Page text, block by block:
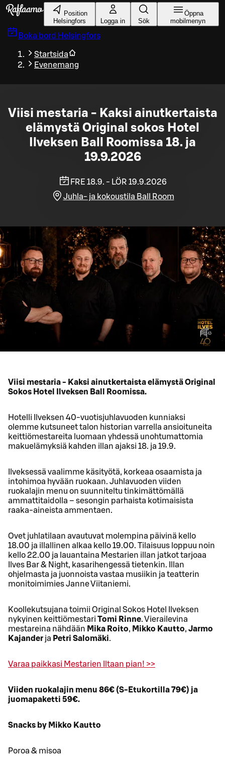
Gå till huvudinnehållet
Position
Helsingfors
Logga in Sök
Öppna
mobilmenyn
Boka bord Helsingfors
Startsida
Evenemang
Viisi mestaria - Kaksi ainutkertaista
elämystä Original sokos Hotel
Ilveksen Ball Roomissa 18. ja
19.9.2026
FRE 18.9. - LÖR 19.9.2026
Juhla- ja kokoustila Ball Room
Viisi mestaria - Kaksi ainutkertaista elämystä Original
Sokos Hotel Ilveksen Ball Roomissa.
Hotelli Ilveksen 40‑vuotisjuhlavuoden kunniaksi
olemme kutsuneet talon historian varrella ansioituneita
keittiömestareita luomaan yhdessä unohtumattomia
makuelämyksiä kahden illan ajaksi 18. ja 19.9.
Ilveksessä vaalimme käsityötä, korkeaa osaamista ja
intohimoa hyvään ruokaan. Juhlavuoden viiden
ruokalajin menu on suunniteltu tinkimättömällä
ammattitaidolla – sesongin parhaista kotimaisista
raaka‑aineista ammentaen.
Ovet juhlatilaan avautuvat molempina päivinä kello
18.00 ja illallinen alkaa kello 19.00. Tilaisuus loppuu noin
kello 22.00 ja lauantaina Mestarien illan jatkot tarjoaa
Ilves Bar & Night, kasarihengessä tietenkin. Illan
ohjelmasta ja juonnoista vastaa musiikin ja teatterin
monitoimimies Janne Viitaniemi.
Koollekutsujana toimii Original Sokos Hotel Ilveksen
nykyinen keittiömestari Tomi Rinne. Vierailevina
mestareina nähdään Mika Roito, Mikko Kautto, Jarmo
Kajander ja Petri Salomäki.
Varaa paikkasi Mestarien Iltaan pian! >>
Viiden ruokalajin menu 86€ (S-Etukortilla 79€) ja
juomapaketti 59€.
Snacks by Mikko Kautto
Poroa & misoa